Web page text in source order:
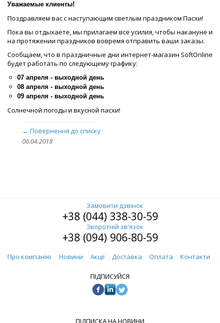
Уважаемые клиенты!
Поздравляем вас с наступающим светлым праздником Пасхи!
Пока вы отдыхаете, мы прилагаем все усилия, чтобы накануне и
на протяжении праздников вовремя отправить ваши заказы.
Сообщаем, что в праздничные дни интернет-магазин SoftOnline
будет работать по следующему графику:
07 апреля - выходной день
08 апреля - выходной день
09 апреля - выходной день
Солнечной погоды и вкусной пасхи!
← Повернення до списку
06.04.2018
Замовити дзвінок
+38 (044) 338-30-59
Зворотній зв'язок
+38 (094) 906-80-59
Про компанію Новини Акції Доставка Оплата Контакти
ПІДПИСУЙСЯ
ПІДПИСКА НА НОВИНИ